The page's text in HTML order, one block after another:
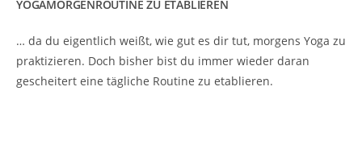
YOGAMORGENROUTINE ZU ETABLIEREN
… da du eigentlich weißt, wie gut es dir tut, morgens Yoga zu
praktizieren. Doch bisher bist du immer wieder daran
gescheitert eine tägliche Routine zu etablieren.